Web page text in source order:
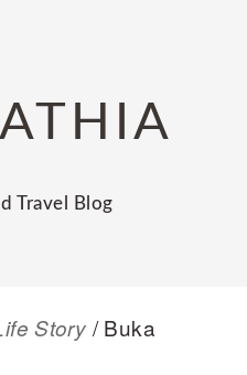
Travel Blog
Story /Buka